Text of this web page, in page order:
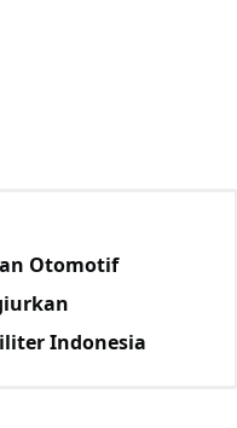
Otomotif
Indonesia